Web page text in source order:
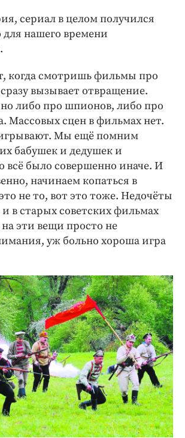
сериал в целом получился
для нашего времени
когда смотришь фильмы про
вызывает отвращение.
либо про шпионов, либо про
Массовых сцен в фильмах нет.
Мы ещё помним
бабушек и дедушек и
всё было совершенно иначе. И
начинаем копаться в
не то, вот это тоже. Недочёты
в старых советских фильмах
эти вещи просто не
уж больно хороша игра